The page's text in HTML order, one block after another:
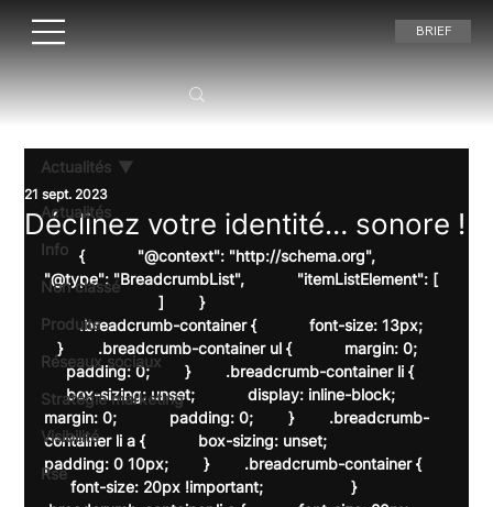
BRIEF
Actualités
Info
Non classé
Produits
Réseaux sociaux
Stratégie marketing
Visibilité
Rse
Actualités
Déclinez votre identité… sonore !
21 sept. 2023
        {            "@context": "http://schema.org",
"@type": "BreadcrumbList",            "itemListElement": [
                          ]        }
        .breadcrumb-container {            font-size: 13px;
   }        .breadcrumb-container ul {            margin: 0;
     padding: 0;        }        .breadcrumb-container li {
     box-sizing: unset;            display: inline-block;
margin: 0;            padding: 0;        }        .breadcrumb-
container li a {            box-sizing: unset;
padding: 0 10px;        }        .breadcrumb-container {
      font-size: 20px !important;                    }